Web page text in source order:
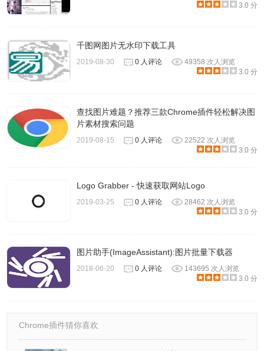
3.0 分
千图网图片无水印下载工具
2019-08-30 0 人评论
49358 次人浏览
3.0 分
查找图片难题？推荐三款Chrome插件轻松解决图
片素材搜索问题
2019-08-15 0 人评论
22522 次人浏览
3.0 分
Logo Grabber - 快速获取网站Logo
2019-03-25 0 人评论
28462 次人浏览
3.0 分
图片助手(ImageAssistant):图片批量下载器
2018-06-20 0 人评论
143695 次人浏览
3.0 分
Chrome插件猜你喜欢